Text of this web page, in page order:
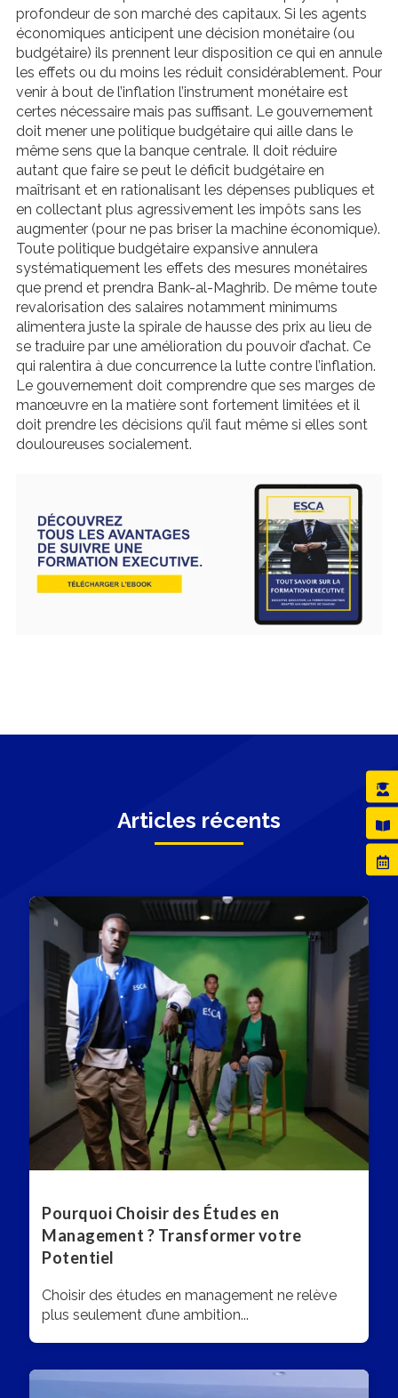
profondeur de son marché des capitaux. Si les agents
économiques anticipent une décision monétaire (ou
budgétaire) ils prennent leur disposition ce qui en annule
les effets ou du moins les réduit considérablement. Pour
venir à bout de l’inflation l’instrument monétaire est
certes nécessaire mais pas suffisant. Le gouvernement
doit mener une politique budgétaire qui aille dans le
même sens que la banque centrale. Il doit réduire
autant que faire se peut le déficit budgétaire en
maîtrisant et en rationalisant les dépenses publiques et
en collectant plus agressivement les impôts sans les
augmenter (pour ne pas briser la machine économique).
Toute politique budgétaire expansive annulera
systématiquement les effets des mesures monétaires
que prend et prendra Bank-al-Maghrib. De même toute
revalorisation des salaires notamment minimums
alimentera juste la spirale de hausse des prix au lieu de
se traduire par une amélioration du pouvoir d’achat. Ce
qui ralentira à due concurrence la lutte contre l’inflation.
Le gouvernement doit comprendre que ses marges de
manœuvre en la matière sont fortement limitées et il
doit prendre les décisions qu’il faut même si elles sont
douloureuses socialement.
Articles récents
Pourquoi Choisir des Études en
Management ? Transformer votre
Potentiel
Choisir des études en management ne relève
plus seulement d’une ambition...